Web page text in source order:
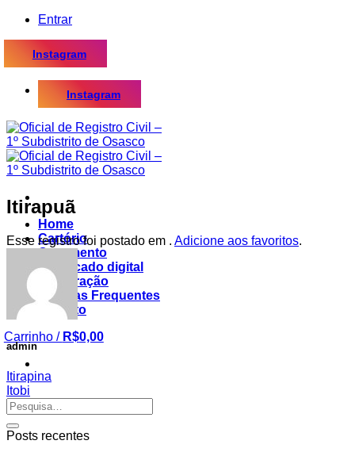
Skip
content
Entrar
Instagram
Instagram
Home
Cartório
Casamento
Certificado digital
Procuração
Dúvidas Frequentes
Contato
Carrinho / R$0,00
Itirapuã
Esse registro foi postado em . Adicione aos favoritos.
admin
Itirapina
Itobi
Posts recentes